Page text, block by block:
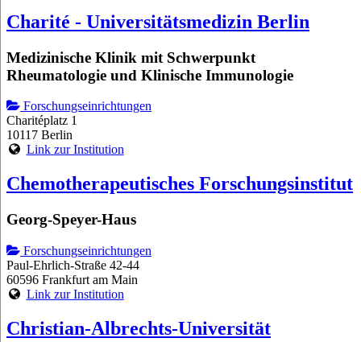
Charité - Universitätsmedizin Berlin
Medizinische Klinik mit Schwerpunkt
Rheumatologie und Klinische Immunologie
Forschungseinrichtungen
Charitéplatz 1
10117 Berlin
Link zur Institution
Chemotherapeutisches Forschungsinstitut
Georg-Speyer-Haus
Forschungseinrichtungen
Paul-Ehrlich-Straße 42-44
60596 Frankfurt am Main
Link zur Institution
Christian-Albrechts-Universität